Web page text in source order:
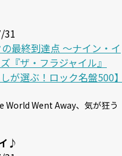
31
最終到達点 〜ナイン・イ
『ザ・フラジャイル』
が選ぶ！ロック名盤500】
World Went Away、気が狂う
♪